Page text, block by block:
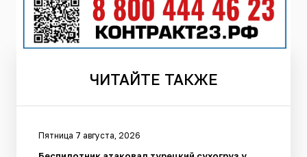
ЧИТАЙТЕ ТАКЖЕ
Пятница 7 августа, 2026